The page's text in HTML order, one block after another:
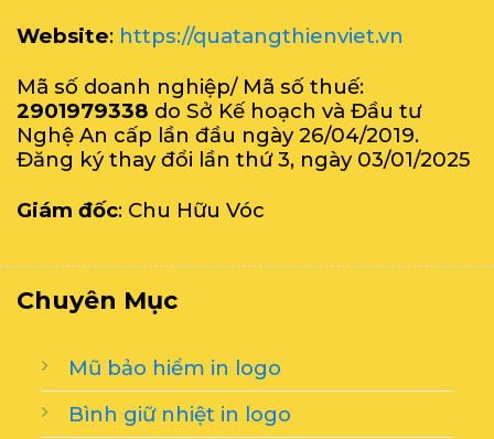
Website: https://quatangthienviet.vn
Mã số doanh nghiệp/ Mã số thuế:
2901979338 do Sở Kế hoạch và Đầu tư
Nghệ An cấp lần đầu ngày 26/04/2019.
Đăng ký thay đổi lần thứ 3, ngày 03/01/2025
Giám đốc: Chu Hữu Vóc
Chuyên Mục
Mũ bảo hiểm in logo
Bình giữ nhiệt in logo